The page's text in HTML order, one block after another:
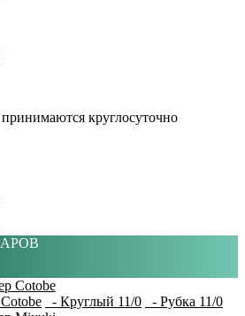
принимаются круглосуточно
- Круглый 11/0 - Рубка 11/0